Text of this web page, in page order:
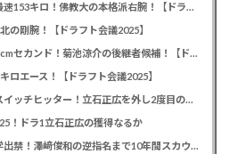
カープドラ5赤木晴哉！191cm最速153キロ！佛教大の本格派右腕！【ドラフト会議2025】
の剛腕！【ドラフト会議2025】
カープドラ3勝田成！近畿大163cmセカンド！菊池涼介の後継者候補！【ドラフト会議2025】
ロエース！【ドラフト会議2025】
カープドラ1平川蓮！187cmのスイッチヒッター！立石正広を外し2度目の重複も新井監督がクジを引き当てる！【ドラフト会議2025】
！ドラ1立石正広の獲得なるか
緒方孝市カープドラ3指名で青学出禁！澤﨑俊和の逆指名まで10年間スカウト出禁